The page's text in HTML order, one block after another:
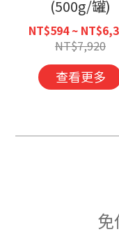
(500g/罐)
NT$594 ~
NT$7,920
查看更多